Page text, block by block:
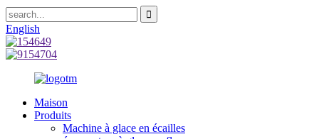
English
Maison
Produits
Machine à glace en écailles